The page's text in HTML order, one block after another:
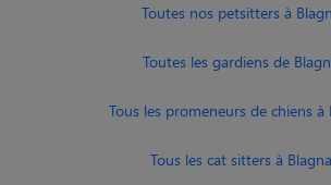
Toutes nos petsitters à
Toutes les gardiens de
Tous les promeneurs de chiens à
Tous les cat sitters à